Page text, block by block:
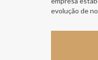
evolução de